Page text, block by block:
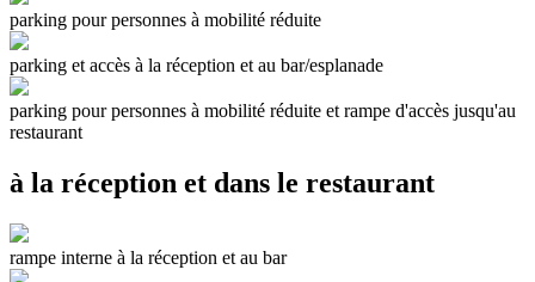
parking pour personnes à mobilité réduite
parking et accès à la réception et au bar/esplanade
parking pour personnes à mobilité réduite et rampe d'accès jusqu'au
restaurant
à la réception et dans le restaurant
rampe interne à la réception et au bar